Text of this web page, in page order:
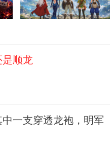
顺龙
一支穿透龙袍，明军